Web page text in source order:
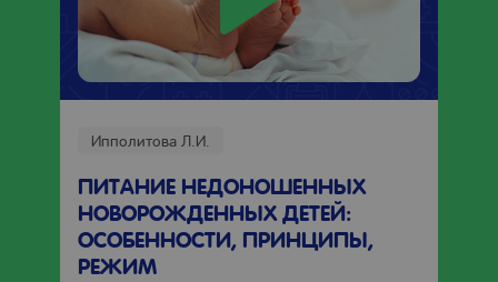
Ипполитова Л.И.
ПИТАНИЕ НЕДОНОШЕННЫХ
НОВОРОЖДЕННЫХ ДЕТЕЙ:
ОСОБЕННОСТИ, ПРИНЦИПЫ,
РЕЖИМ